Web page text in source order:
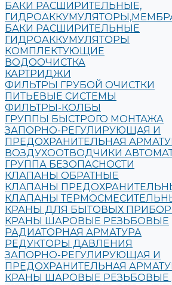
БАКИ РАСШИРИТЕЛЬНЫЕ,
БАКИ РАСШИРИТЕЛЬНЫЕ
ГИДРОАККУМУЛЯТОРЫ
КОМПЛЕКТУЮЩИЕ
ВОДООЧИСТКА
КАРТРИДЖИ
ФИЛЬТРЫ ГРУБОЙ ОЧИСТКИ
ПИТЬЕВЫЕ СИСТЕМЫ
ФИЛЬТРЫ-КОЛБЫ
ГРУППЫ БЫСТРОГО МОНТАЖА
ЗАПОРНО-РЕГУЛИРУЮЩАЯ И
ПРЕДОХРАНИТЕЛЬНАЯ
ВОЗДУХООТВОДЧИКИ
ГРУППА БЕЗОПАСНОСТИ
КЛАПАНЫ ОБРАТНЫЕ
КЛАПАНЫ
КЛАПАНЫ
КРАНЫ ДЛЯ БЫТОВЫХ
КРАНЫ ШАРОВЫЕ РЕЗЬБОВЫЕ
РАДИАТОРНАЯ АРМАТУРА
РЕДУКТОРЫ ДАВЛЕНИЯ
ЗАПОРНО-РЕГУЛИРУЮЩАЯ И
ПРЕДОХРАНИТЕЛЬНАЯ
КРАНЫ ШАРОВЫЕ РЕЗЬБОВЫЕ